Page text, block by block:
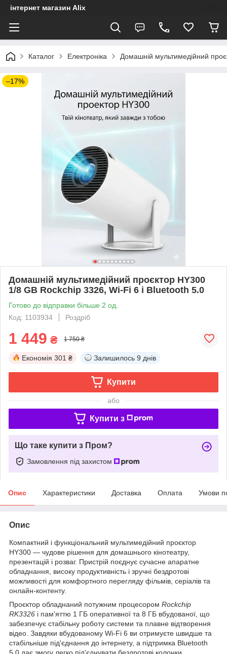
інтернет магазин Alix
Каталог Електроніка Домашній мультимедійний
–17%
Домашній мультимедійний проєктор HY300
1/8 GB Rockchip 3326, Wi-Fi 6 і Bluetooth 5.0
Готово до відправки більше 2 од.
Код: 1103934
Роздріб
1 449 ₴ 1 750 ₴
Економія 301 ₴ Залишилось 9 днів
Купити
або
Купити з
Що таке купити з Пром?
Замовлення під захистом
Опис Характеристики Доставка Оплата Умови
Опис
Компактний і функціональний мультимедійний проєктор
HY300 — чудове рішення для домашнього кінотеатру,
презентацій і розваг. Пристрій поєднує сучасне апаратне
обладнання, високу продуктивність і зручні бездротові
можливості для комфортного перегляду фільмів, серіалів та
онлайн-контенту.
Проєктор обладнаний потужним процесором Rockchip
RK3326 і пам'яттю 1 ГБ оперативної та 8 ГБ вбудованої, що
забезпечує стабільну роботу системи та плавне відтворення
відео. Завдяки вбудованому Wi-Fi 6 ви отримуєте швидше та
стабільніше під'єднання до інтернету, а підтримка Bluetooth
5.0 дає змогу легко під'єднувати бездротові колонки,